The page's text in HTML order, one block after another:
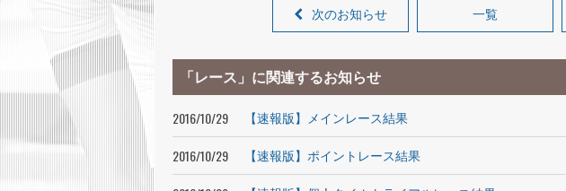
次のお知らせ 一覧
「レース」に関連するお知らせ
2016/10/29 【速報版】メインレース結果
2016/10/29 【速報版】ポイントレース結果